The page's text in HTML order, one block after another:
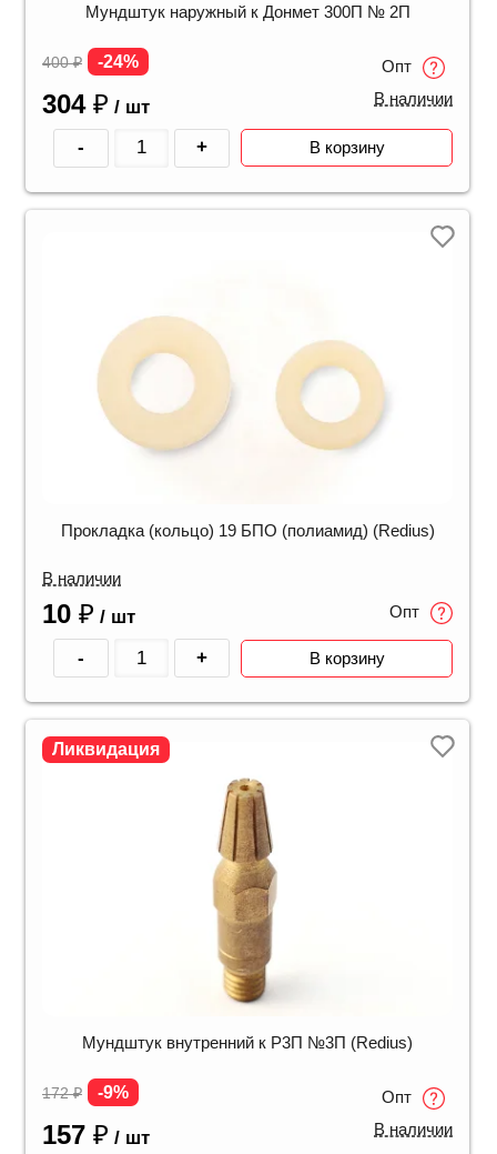
Мундштук наружный к Донмет 300П № 2П
400₽ -24%
304 ₽ / шт
Опт
В наличии
- + В корзину
Прокладка (кольцо) 19 БПО (полиамид) (Redius)
В наличии
10 ₽ / шт Опт
- + В корзину
Ликвидация
Мундштук внутренний к Р3П №3П (Redius)
172₽ -9%
157 ₽ / шт
Опт
В наличии